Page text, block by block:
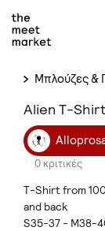
Μπλούζες &
Alien T-Shirt
0 κριτικές
T-Shirt from
and back
S35-37 - M38-